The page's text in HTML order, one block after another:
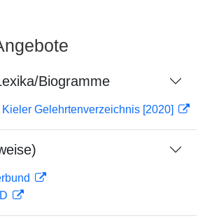
Biogramme
Gelehrtenverzeichnis [2020]